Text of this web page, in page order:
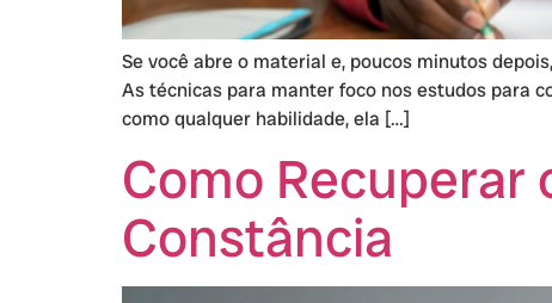
Se você abre o material e, poucos minutos
As técnicas para manter foco nos estudos para
como qualquer habilidade, ela […]
Como Recuperar
Constância